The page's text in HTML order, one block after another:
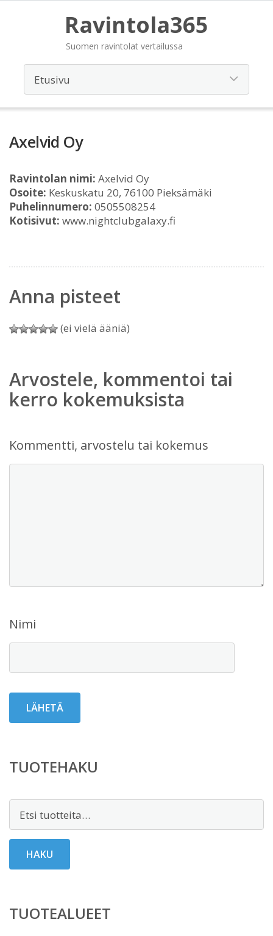
Ravintola365
Suomen ravintolat vertailussa
Axelvid Oy
Ravintolan nimi: Axelvid Oy
Osoite: Keskuskatu 20, 76100 Pieksämäki
Puhelinnumero: 0505508254
Kotisivut: www.nightclubgalaxy.fi
Anna pisteet
(ei vielä ääniä)
Arvostele, kommentoi tai
kerro kokemuksista
Kommentti, arvostelu tai kokemus
Nimi
TUOTEHAKU
HAKU
TUOTEALUEET